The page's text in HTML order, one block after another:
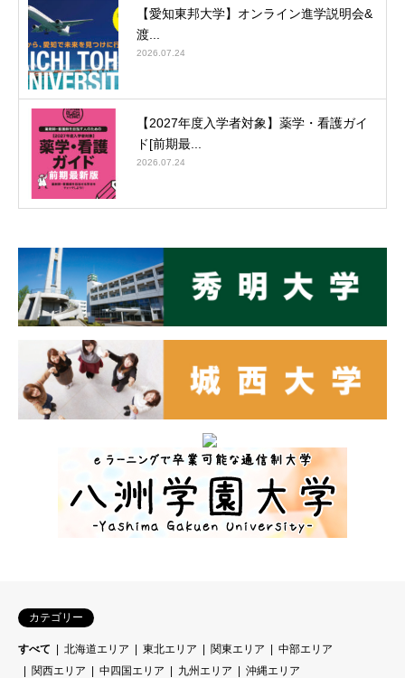
【愛知東邦大学】オンライン進学説明会&
渡...
2026.07.24
【2027年度入学者対象】薬学・看護ガイ
ド[前期最...
2026.07.24
カテゴリー
すべて 北海道エリア 東北エリア 関東エリア
中部エリア
関西エリア
中四国エリア 九州エリア
沖縄エリア